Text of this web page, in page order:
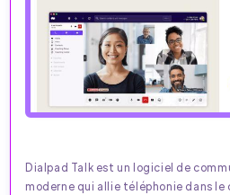
Dialpad Talk est un logiciel de
moderne qui allie téléphonie dans